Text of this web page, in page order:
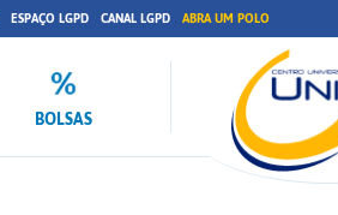
ESPAÇO LGPD CANAL LGPD ABRA UM POLO
BOLSAS